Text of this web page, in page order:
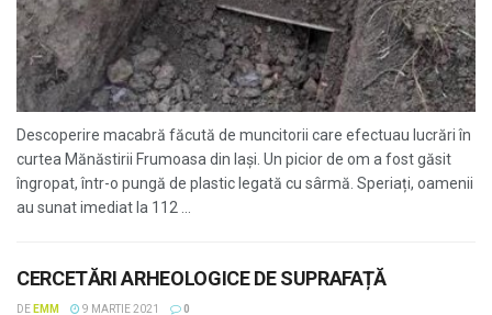
Descoperire macabră făcută de muncitorii care efectuau lucrări în
curtea Mănăstirii Frumoasa din Iași. Un picior de om a fost găsit
îngropat, într-o pungă de plastic legată cu sârmă. Speriați, oamenii
au sunat imediat la 112 ...
CERCETĂRI ARHEOLOGICE DE SUPRAFAȚĂ
DE EMM 9 MARTIE 2021 0